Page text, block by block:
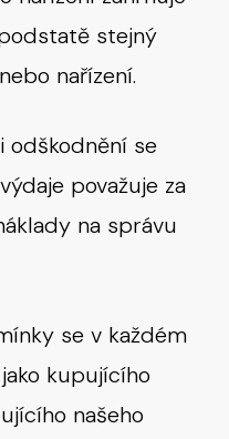
stejný
nařízení.
odškodnění se
považuje za
na správu
se v každém
kupujícího
našeho